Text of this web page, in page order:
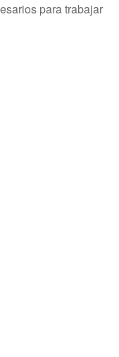
para trabajar